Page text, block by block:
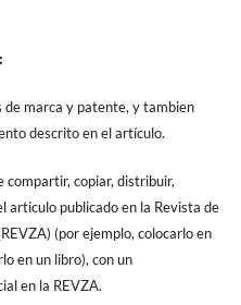
de marca y patente, y tambien
descrito en el artículo.
compartir, copiar, distribuir,
articulo publicado en la Revista de
(por ejemplo, colocarlo en
en un libro), con un
en la REVZA.